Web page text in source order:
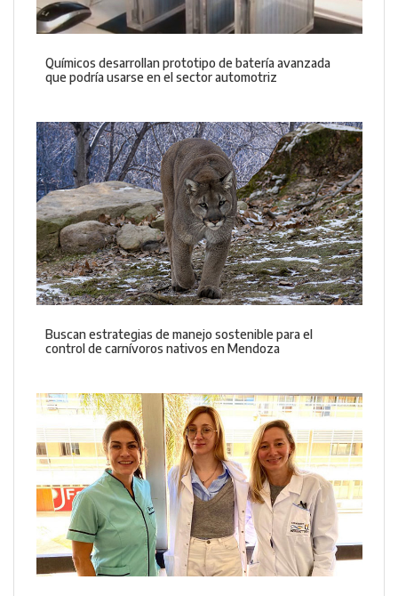
Químicos desarrollan prototipo de batería avanzada
que podría usarse en el sector automotriz
Buscan estrategias de manejo sostenible para el
control de carnívoros nativos en Mendoza